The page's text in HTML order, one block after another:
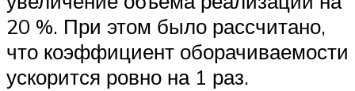
20 %. При этом было рассчитано,
что коэффициент оборачиваемости
ускорится ровно на 1 раз.